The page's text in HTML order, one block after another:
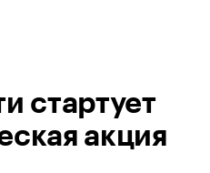
стартует
акция